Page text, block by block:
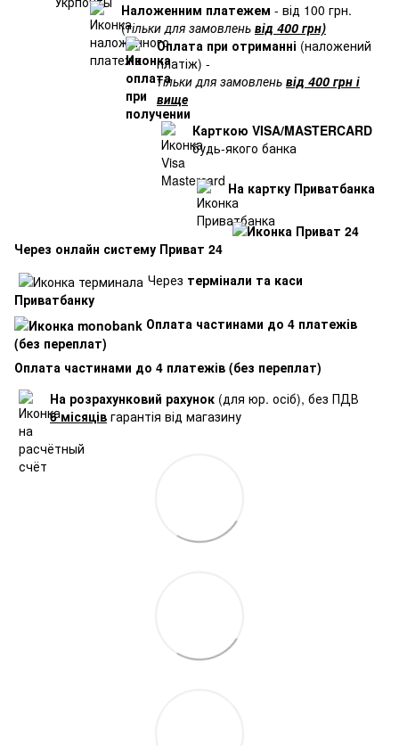
Наложенним платежем - від 100 грн.
(тільки для замовлень від 400 грн)
Оплата при отриманні (наложений
платіж) -
тільки для замовлень від 400 грн і
вище
Карткою VISA/MASTERCARD
будь-якого банка
На картку Приватбанка
Через онлайн систему Приват 24
Через термінали та каси
Приватбанку
Оплата частинами до 4 платежів
(без переплат)
Оплата частинами до 4 платежів (без переплат)
На розрахунковий рахунок (для юр. осіб), без ПДВ
6 місяців гарантія від магазину